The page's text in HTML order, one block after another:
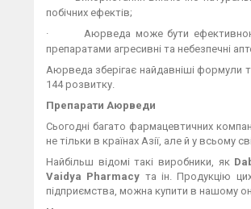
побічних ефектів;
·
Аюрведа може бути
препаратами агресивні та небезпечні
Аюрведа зберігає найдавніші формули
144 розвитку.
Препарати Аюрведи
Сьогодні багато фармацевтичних
не тільки в країнах Азії, але й у всьому
Найбільш відомі такі виробники, як
Vaidya Pharmacy та ін. Продукцію
підприємства, можна купити в нашому